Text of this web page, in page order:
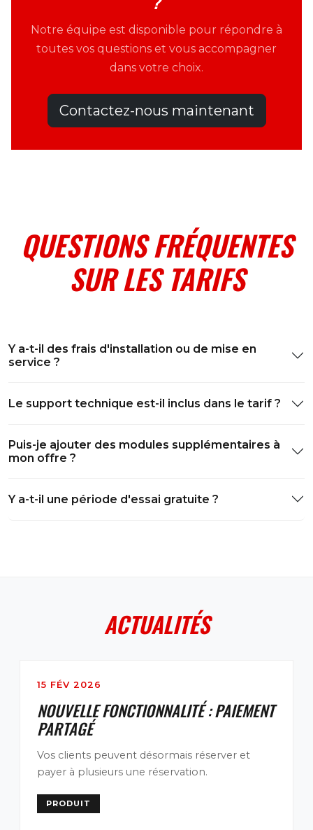
Notre équipe est disponible pour répondre à
toutes vos questions et vous accompagner
dans votre choix.
Contactez-nous maintenant
QUESTIONS FRÉQUENTES
SUR LES TARIFS
Y a-t-il des frais d'installation ou de mise en
service ?
Le support technique est-il inclus dans le tarif ?
Puis-je ajouter des modules supplémentaires à
mon offre ?
Y a-t-il une période d'essai gratuite ?
ACTUALITÉS
15 FÉV 2026
NOUVELLE FONCTIONNALITÉ : PAIEMENT
PARTAGÉ
Vos clients peuvent désormais réserver et
payer à plusieurs une réservation.
PRODUIT